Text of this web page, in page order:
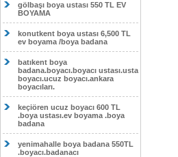
gölbaşı boya ustası 550 TL EV
BOYAMA
konutkent boya ustası 6,500 TL
ev boyama /boya badana
batıkent boya
badana.boyacı.boyacı ustası.usta
boyacı.ucuz boyacı.ankara
boyacıları.
keçiören ucuz boyacı 600 TL
.boya ustası.ev boyama .boya
badana
yenimahalle boya badana 550TL
.boyacı.badanacı